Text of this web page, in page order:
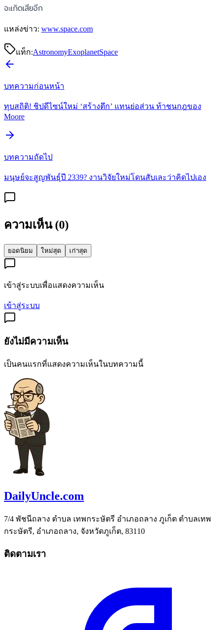
จะเกิดเสียอีก
แหล่งข่าว: www.space.com
แท็ก:AstronomyExoplanetSpace
บทความก่อนหน้า
ทุบสถิติ! ชิปดีไซน์ใหม่ ‘สร้างตึก’ แทนย่อส่วน ท้าชนกฎของ
Moore
บทความถัดไป
มนุษย์จะสูญพันธุ์ปี 2339? งานวิจัยใหม่โดนสับเละว่าคิดไปเอง
ความเห็น (0)
ยอดนิยม ใหม่สุด เก่าสุด
เข้าสู่ระบบเพื่อแสดงความเห็น
เข้าสู่ระบบ
ยังไม่มีความเห็น
เป็นคนแรกที่แสดงความเห็นในบทความนี้
DailyUncle.com
7/4 พัชนีถลาง ตำบล เทพกระษัตรี อำเภอถลาง ภูเก็ต ตำบลเทพ
กระษัตรี, อำเภอถลาง, จังหวัดภูเก็ต, 83110
ติดตามเรา